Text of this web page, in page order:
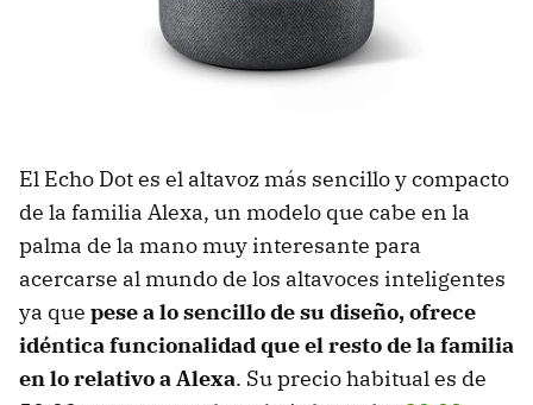
El Echo Dot es el altavoz más sencillo y compacto
de la familia Alexa, un modelo que cabe en la
palma de la mano muy interesante para
acercarse al mundo de los altavoces inteligentes
ya que pese a lo sencillo de su diseño, ofrece
idéntica funcionalidad que el resto de la familia
en lo relativo a Alexa. Su precio habitual es de